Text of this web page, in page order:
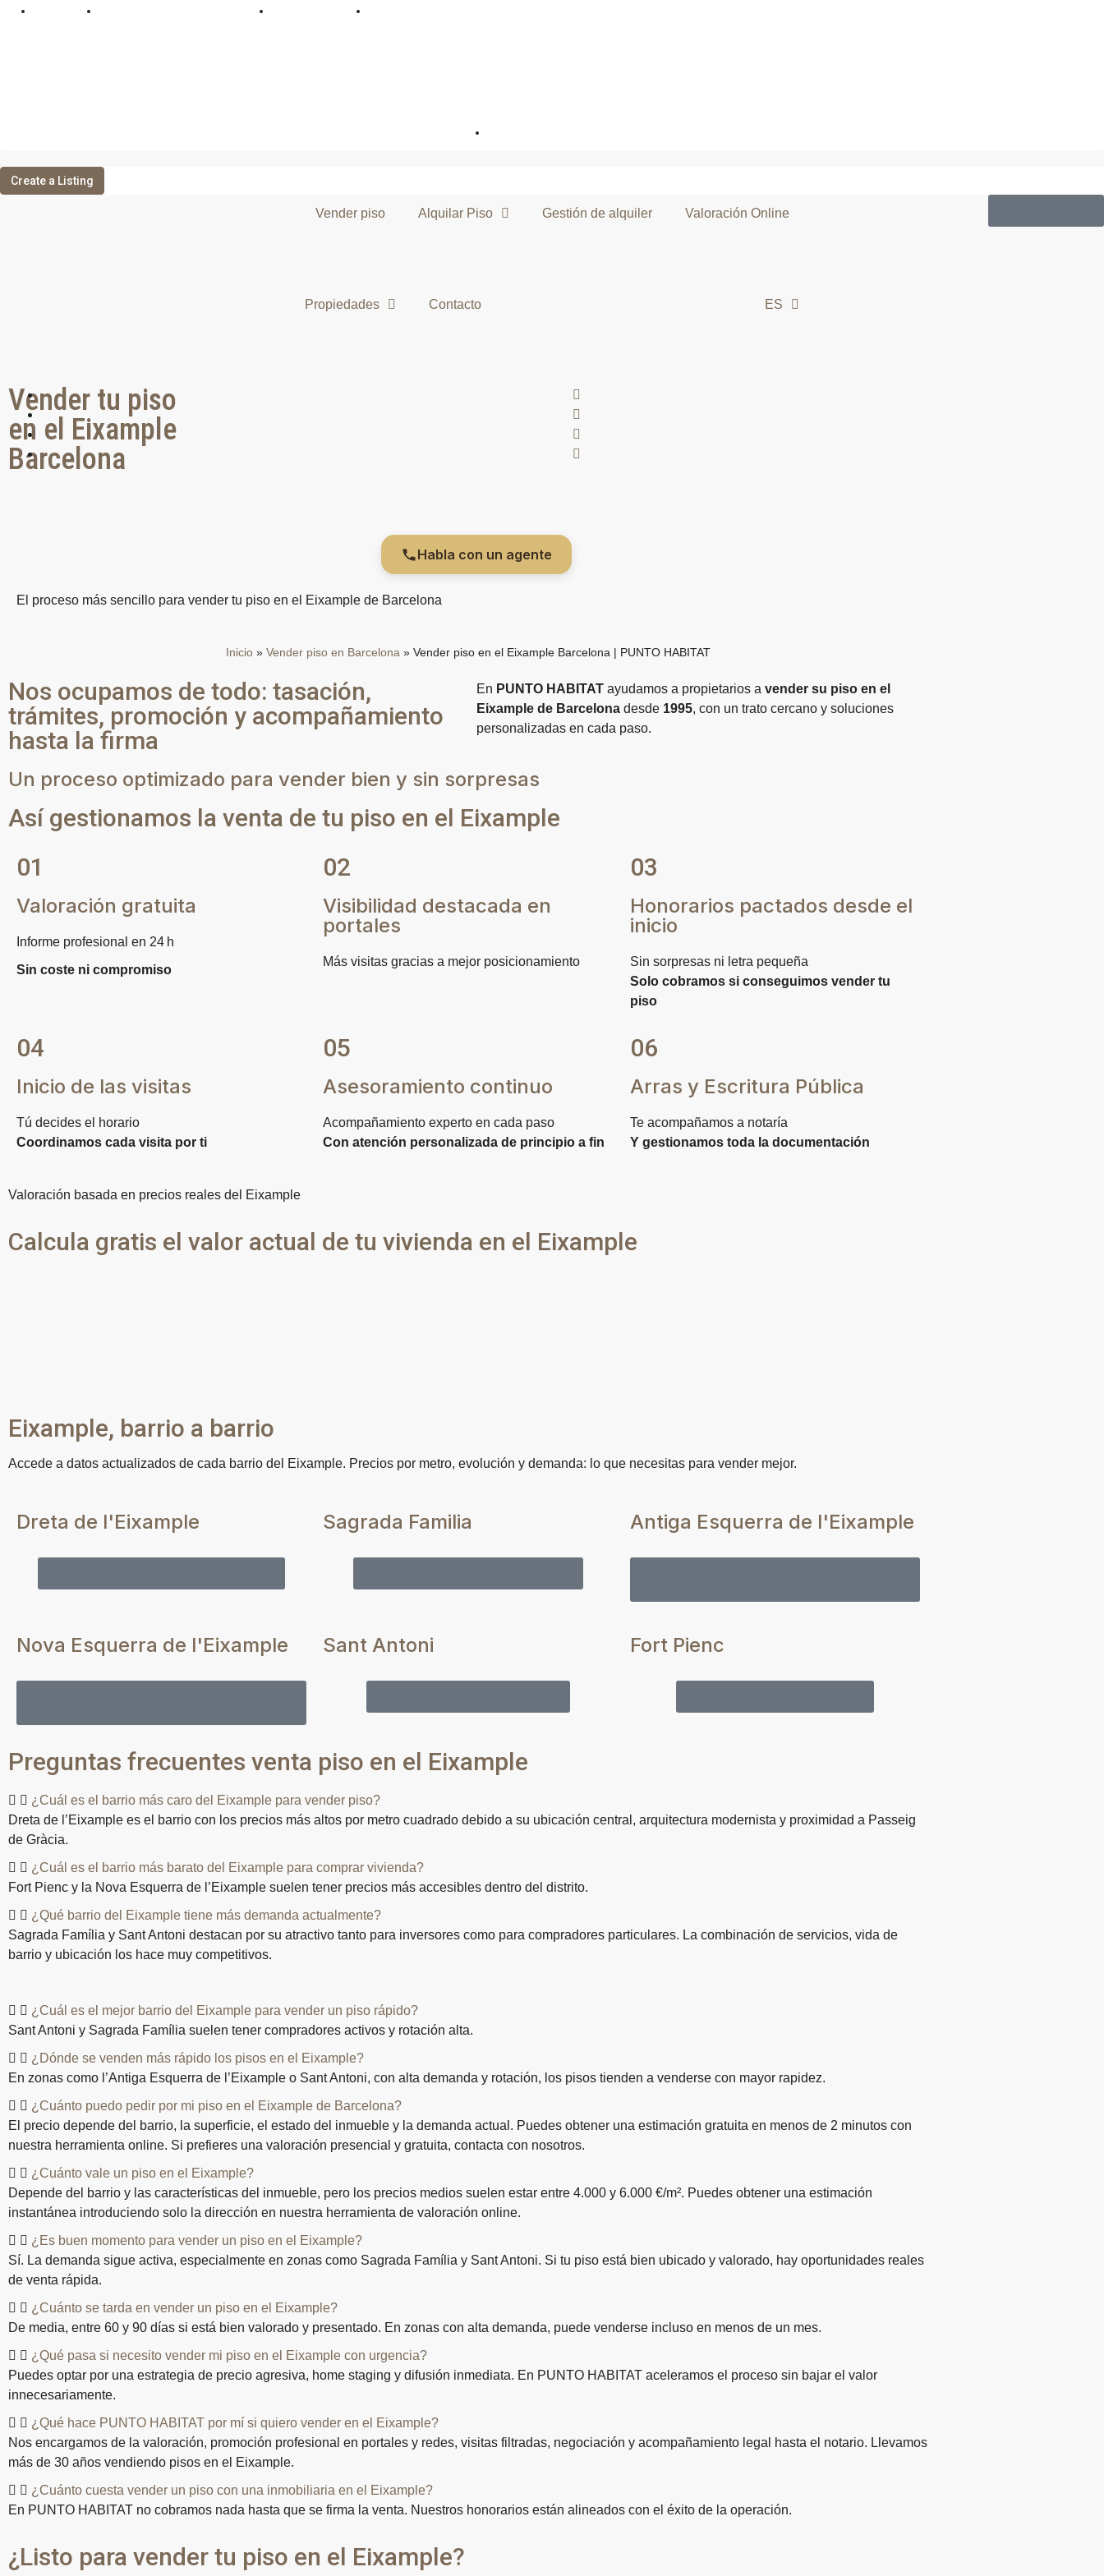
Vender piso Gestión de alquiler Valoración Online
Create a Listing
Vender piso Alquilar Piso Gestión de alquiler Valoración Online
Propiedades Contacto ES
Vender tu piso
en el Eixample
Barcelona
Habla con un agente
El proceso más sencillo para vender tu piso en el Eixample de Barcelona
Inicio » Vender piso en Barcelona » Vender piso en el Eixample Barcelona | PUNTO HABITAT
Nos ocupamos de todo: tasación,
trámites, promoción y acompañamiento
hasta la firma
En PUNTO HABITAT ayudamos a propietarios a vender su piso en el
Eixample de Barcelona desde 1995, con un trato cercano y soluciones
personalizadas en cada paso.
Un proceso optimizado para vender bien y sin sorpresas
Así gestionamos la venta de tu piso en el Eixample
01
Valoración gratuita
Informe profesional en 24 h
Sin coste ni compromiso
02
Visibilidad destacada en
portales
Más visitas gracias a mejor posicionamiento
03
Honorarios pactados desde el
inicio
Sin sorpresas ni letra pequeña
Solo cobramos si conseguimos vender tu
piso
04
Inicio de las visitas
Tú decides el horario
Coordinamos cada visita por ti
05
Asesoramiento continuo
Acompañamiento experto en cada paso
Con atención personalizada de principio a fin
06
Arras y Escritura Pública
Te acompañamos a notaría
Y gestionamos toda la documentación
Valoración basada en precios reales del Eixample
Calcula gratis el valor actual de tu vivienda en el Eixample
Eixample, barrio a barrio
Accede a datos actualizados de cada barrio del Eixample. Precios por metro, evolución y demanda: lo que necesitas para vender mejor.
Dreta de l'Eixample Sagrada Familia Antiga Esquerra de l'Eixample
Nova Esquerra de l'Eixample Sant Antoni Fort Pienc
Preguntas frecuentes venta piso en el Eixample
¿Cuál es el barrio más caro del Eixample para vender piso?
Dreta de l’Eixample es el barrio con los precios más altos por metro cuadrado debido a su ubicación central, arquitectura modernista y proximidad a Passeig
de Gràcia.
¿Cuál es el barrio más barato del Eixample para comprar vivienda?
Fort Pienc y la Nova Esquerra de l’Eixample suelen tener precios más accesibles dentro del distrito.
¿Qué barrio del Eixample tiene más demanda actualmente?
Sagrada Família y Sant Antoni destacan por su atractivo tanto para inversores como para compradores particulares. La combinación de servicios, vida de
barrio y ubicación los hace muy competitivos.
¿Cuál es el mejor barrio del Eixample para vender un piso rápido?
Sant Antoni y Sagrada Família suelen tener compradores activos y rotación alta.
¿Dónde se venden más rápido los pisos en el Eixample?
En zonas como l’Antiga Esquerra de l’Eixample o Sant Antoni, con alta demanda y rotación, los pisos tienden a venderse con mayor rapidez.
¿Cuánto puedo pedir por mi piso en el Eixample de Barcelona?
El precio depende del barrio, la superficie, el estado del inmueble y la demanda actual. Puedes obtener una estimación gratuita en menos de 2 minutos con
nuestra herramienta online. Si prefieres una valoración presencial y gratuita, contacta con nosotros.
¿Cuánto vale un piso en el Eixample?
Depende del barrio y las características del inmueble, pero los precios medios suelen estar entre 4.000 y 6.000 €/m². Puedes obtener una estimación
instantánea introduciendo solo la dirección en nuestra herramienta de valoración online.
¿Es buen momento para vender un piso en el Eixample?
Sí. La demanda sigue activa, especialmente en zonas como Sagrada Família y Sant Antoni. Si tu piso está bien ubicado y valorado, hay oportunidades reales
de venta rápida.
¿Cuánto se tarda en vender un piso en el Eixample?
De media, entre 60 y 90 días si está bien valorado y presentado. En zonas con alta demanda, puede venderse incluso en menos de un mes.
¿Qué pasa si necesito vender mi piso en el Eixample con urgencia?
Puedes optar por una estrategia de precio agresiva, home staging y difusión inmediata. En PUNTO HABITAT aceleramos el proceso sin bajar el valor
innecesariamente.
¿Qué hace PUNTO HABITAT por mí si quiero vender en el Eixample?
Nos encargamos de la valoración, promoción profesional en portales y redes, visitas filtradas, negociación y acompañamiento legal hasta el notario. Llevamos
más de 30 años vendiendo pisos en el Eixample.
¿Cuánto cuesta vender un piso con una inmobiliaria en el Eixample?
En PUNTO HABITAT no cobramos nada hasta que se firma la venta. Nuestros honorarios están alineados con el éxito de la operación.
¿Listo para vender tu piso en el Eixample?